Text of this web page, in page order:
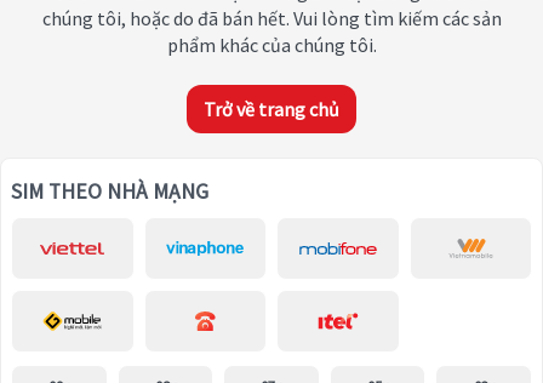
chúng tôi, hoặc do đã bán hết. Vui lòng tìm kiếm các sản
phẩm khác của chúng tôi.
Trở về trang chủ
SIM THEO NHÀ MẠNG